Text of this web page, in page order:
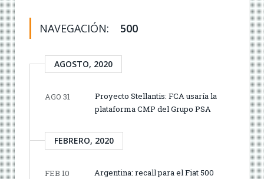
NAVEGACIÓN: 500
AGOSTO, 2020
AGO 31
Proyecto Stellantis: FCA usaría la
plataforma CMP del Grupo PSA
FEBRERO, 2020
FEB 10
Argentina: recall para el Fiat 500